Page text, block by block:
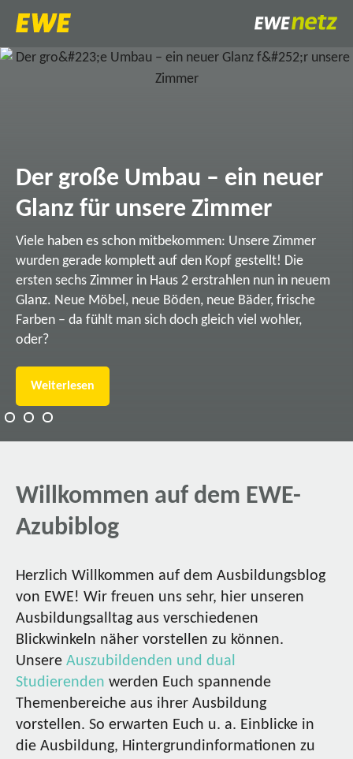
Der große Umbau – ein neuer
Glanz für unsere Zimmer
Viele haben es schon mitbekommen: Unsere Zimmer
wurden gerade komplett auf den Kopf gestellt! Die
ersten sechs Zimmer in Haus 2 erstrahlen nun in neuem
Glanz. Neue Möbel, neue Böden, neue Bäder, frische
Farben – da fühlt man sich doch gleich viel wohler,
oder?
Weiterlesen
Willkommen auf dem EWE-
Azubiblog
Herzlich Willkommen auf dem Ausbildungsblog
von EWE! Wir freuen uns sehr, hier unseren
Ausbildungsalltag aus verschiedenen
Blickwinkeln näher vorstellen zu können.
Unsere Auszubildenden und dual
Studierenden werden Euch spannende
Themenbereiche aus ihrer Ausbildung
vorstellen. So erwarten Euch u. a. Einblicke in
die Ausbildung, Hintergrundinformationen zu